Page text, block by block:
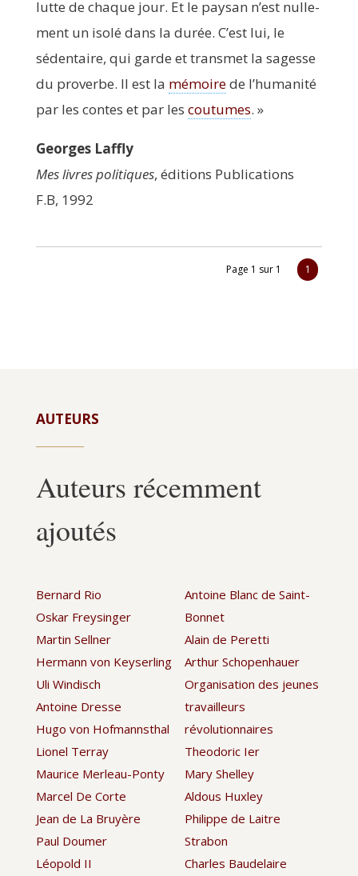
lutte de chaque jour. Et le pay­san n’est nul­le­
ment un iso­lé dans la durée. C’est lui, le
séden­taire, qui garde et trans­met la sagesse
du pro­verbe. Il est la mémoirede l’humanité
par les contes et par les cou­tumes. »
Georges Laf­fly
Mes livres poli­tiques, édi­tions Publi­ca­tions
F.B, 1992
Page 1 sur 1 1
AUTEURS
Auteurs récemment
ajoutés
Bernard Rio
Oskar Freysinger
Martin Sellner
Hermann von Keyserling
Uli Windisch
Antoine Dresse
Hugo von Hofmannsthal
Lionel Terray
Maurice Merleau-Ponty
Marcel De Corte
Jean de La Bruyère
Paul Doumer
Léopold II
Antoine Blanc de Saint-
Bonnet
Alain de Peretti
Arthur Schopenhauer
Organisation des jeunes
travailleurs
révolutionnaires
Theodoric Ier
Mary Shelley
Aldous Huxley
Philippe de Laitre
Strabon
Charles Baudelaire